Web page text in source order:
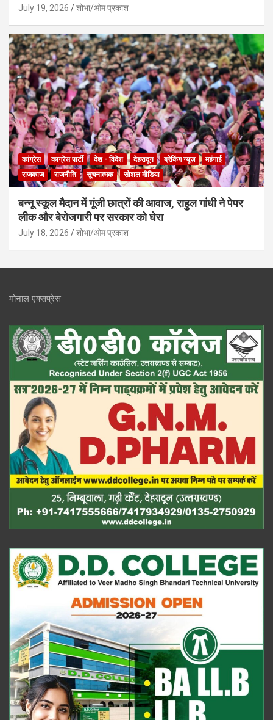
July 19, 2026 शोभा/ओम प्रकाश
कांग्रेस काग्रेस पार्टी देश - विदेश देहरादून ब्रेकिंग न्यूज़
महंगाई
राजकाज
राजनीति सूचनात्मक सोशल मीडिया
बन्नू स्कूल मैदान में गूंजी छात्रों की आवाज, राहुल गांधी ने पेपर
लीक और बेरोजगारी पर सरकार को घेरा
July 18, 2026 शोभा/ओम प्रकाश
मोनाल एक्सप्रेस